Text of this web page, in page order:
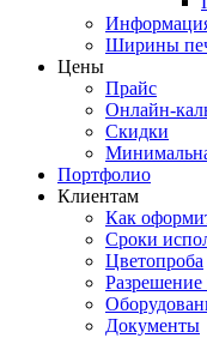
Ширины
Цены
Прайс
Онлайн-
Скидки
Портфолио
Клиентам
Как
Сроки
Цветопроба
Разрешение
Документы